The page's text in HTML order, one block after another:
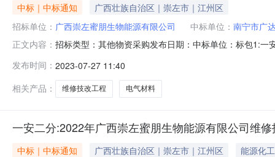
中标｜中标通知
广西壮族自治区｜崇左市｜江州区
招标单位： 广西崇左蜜朋生物能源有限公司 中标单位： 南宁市广
正文内容： 招标类型：其他物资采购发布日期：中标单位：标包1:
发布时间： 2023-07-27 11:40
相关产品：
维修技改工程 电气材料
一安二分:2022年广西崇左蜜朋生物能源有限公司维
中标｜中标通知 广西壮族自治区｜崇左市｜江州区
能源化工